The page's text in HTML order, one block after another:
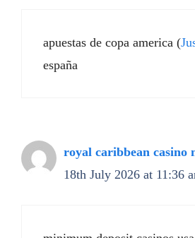
apuestas de copa america (
españa
royal caribbean casino
18th July 2026 at 11:36